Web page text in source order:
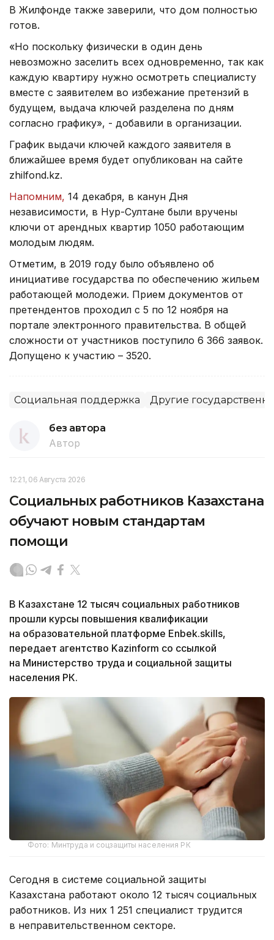
В Жилфонде также заверили, что дом полностью
готов.
«Но поскольку физически в один день
невозможно заселить всех одновременно, так как
каждую квартиру нужно осмотреть специалисту
вместе с заявителем во избежание претензий в
будущем, выдача ключей разделена по дням
согласно графику», - добавили в организации.
График выдачи ключей каждого заявителя в
ближайшее время будет опубликован на сайте
zhilfond.kz.
Напомним, 14 декабря, в канун Дня
независимости, в Нур-Султане были вручены
ключи от арендных квартир 1050 работающим
молодым людям.
Отметим, в 2019 году было объявлено об
инициативе государства по обеспечению жильем
работающей молодежи. Прием документов от
претендентов проходил с 5 по 12 ноября на
портале электронного правительства. В общей
сложности от участников поступило 6 366 заявок.
Допущено к участию – 3520.
Социальная поддержка Другие
без автора
Автор
12:21, 06 Августа 2026
Социальных работников Казахстана
обучают новым стандартам
помощи
В Казахстане 12 тысяч социальных работников
прошли курсы повышения квалификации
на образовательной платформе Enbek.skills,
передает агентство Kazinform со ссылкой
на Министерство труда и социальной защиты
населения РК.
Фото: Минтруда и соцзащиты населения РК
Сегодня в системе социальной защиты
Казахстана работают около 12 тысяч социальных
работников. Из них 1 251 специалист трудится
в неправительственном секторе.